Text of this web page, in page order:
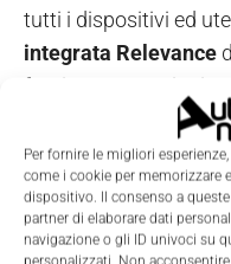
Per fornire le migliori
come i cookie per memorizzare
dispositivo. Il consenso a
partner di elaborare dati
navigazione o gli ID univoci su
tutti i dispositivi ed
integrata Relevance
fornire contenuti
specifiche
struttura.
I thin client
utilizzati con il